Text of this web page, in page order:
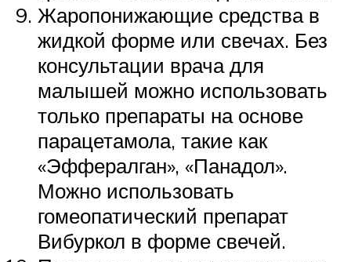
Жаропонижающие средства в
жидкой форме или свечах. Без
консультации врача для
малышей можно использовать
только препараты на основе
парацетамола, такие как
«Эффералган», «Панадол».
Можно использовать
гомеопатический препарат
Вибуркол в форме свечей.